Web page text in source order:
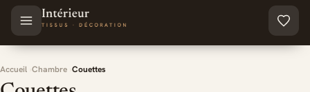
Aller au contenu principal
Accueil Chambre Couettes